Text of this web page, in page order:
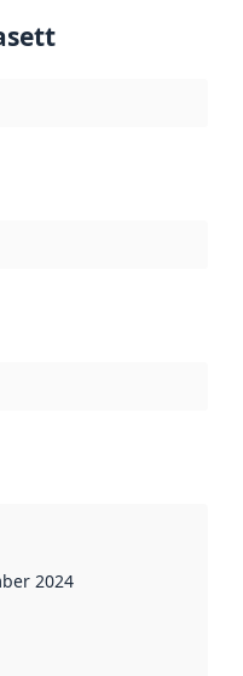
2024